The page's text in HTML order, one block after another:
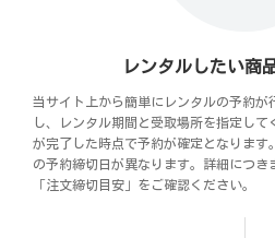
レンタルしたい商
当サイト上から簡単にレンタルの予約が
し、レンタル期間と受取場所を指定し
が完了した時点で予約が確定となりま
の予約締切日が異なります。詳細につ
「注文締切目安」をご確認ください。